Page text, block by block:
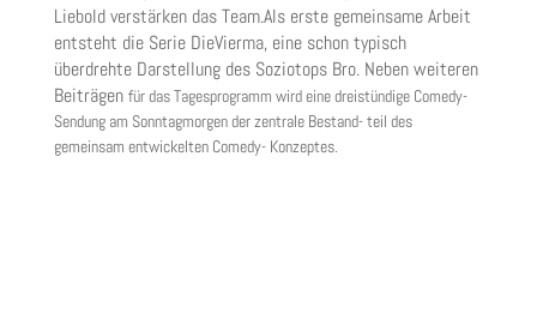
Liebold verstärken das Team.Als erste gemeinsame Arbeit
entsteht die Serie DieVierma, eine schon typisch
überdrehte Darstellung des Soziotops Bro. Neben weiteren
Beiträgen für das Tagesprogramm wird eine dreistündige Comedy-
Sendung am Sonntagmorgen der zentrale Bestand- teil des
gemeinsam entwickelten Comedy- Konzeptes.